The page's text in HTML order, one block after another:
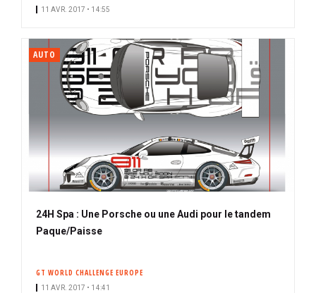
11 AVR. 2017 • 14:55
AUTO
24H Spa : Une Porsche ou une Audi pour le tandem
Paque/Paisse
GT WORLD CHALLENGE EUROPE
11 AVR. 2017 • 14:41